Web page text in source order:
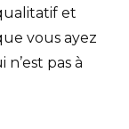
et
vous ayez
pas à